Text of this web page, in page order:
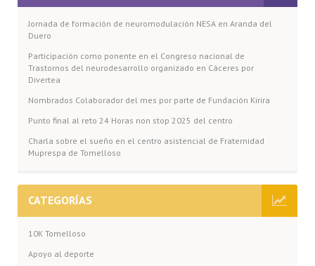
Jornada de formación de neuromodulación NESA en Aranda del
Duero
Participación como ponente en el Congreso nacional de
Trastornos del neurodesarrollo organizado en Cáceres por
Divertea
Nombrados Colaborador del mes por parte de Fundación Kirira
Punto final al reto 24 Horas non stop 2025 del centro
Charla sobre el sueño en el centro asistencial de Fraternidad
Muprespa de Tomelloso
CATEGORÍAS
10K Tomelloso
Apoyo al deporte